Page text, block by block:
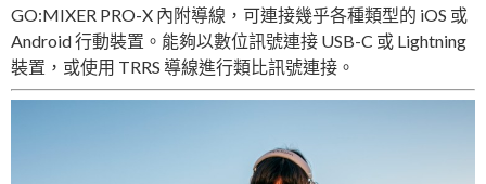
GO:MIXER PRO-X 內附導線，可連接幾乎各種類型的 iOS 或
Android 行動裝置。能夠以數位訊號連接 USB-C 或 Lightning
裝置，或使用 TRRS 導線進行類比訊號連接。